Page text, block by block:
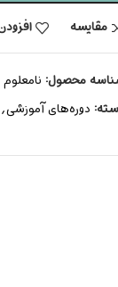
مقایسه
محصول: نامعلوم
دوره‌های آموزشی,